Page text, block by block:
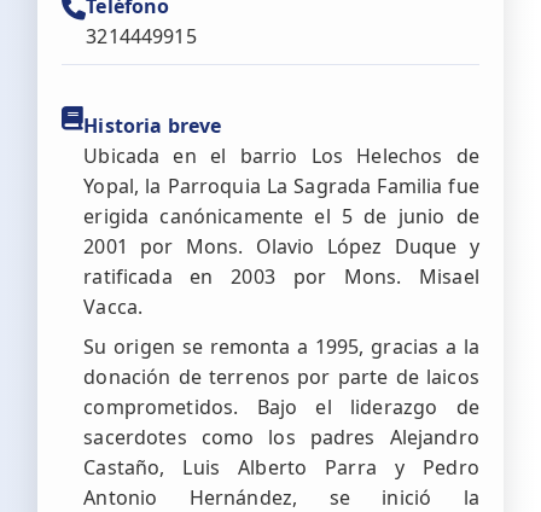
Teléfono
3214449915
Historia breve
Ubicada en el barrio Los Helechos de
Yopal, la Parroquia La Sagrada Familia fue
erigida canónicamente el 5 de junio de
2001 por Mons. Olavio López Duque y
ratificada en 2003 por Mons. Misael
Vacca.
Su origen se remonta a 1995, gracias a la
donación de terrenos por parte de laicos
comprometidos. Bajo el liderazgo de
sacerdotes como los padres Alejandro
Castaño, Luis Alberto Parra y Pedro
Antonio Hernández, se inició la